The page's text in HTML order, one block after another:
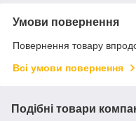
Умови повернення
Повернення товару
Всі умови повернення
Подібні товари